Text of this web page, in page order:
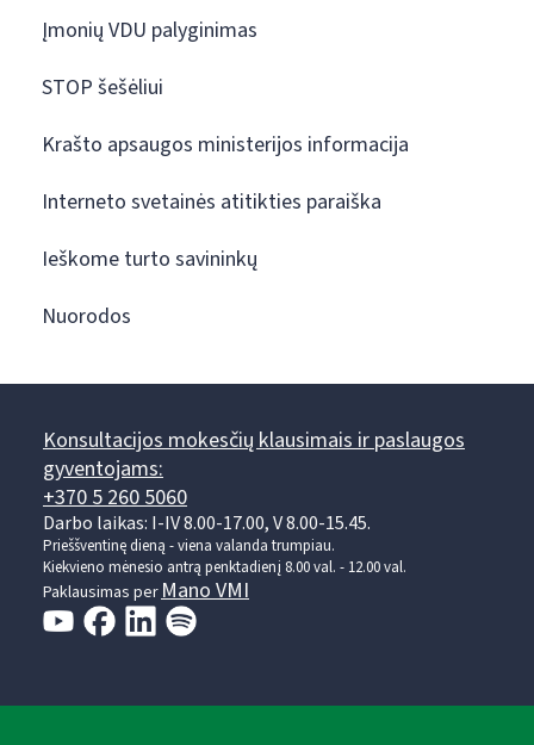
Įmonių VDU palyginimas
STOP šešėliui
Krašto apsaugos ministerijos informacija
Interneto svetainės atitikties paraiška
Ieškome turto savininkų
Nuorodos
Konsultacijos mokesčių klausimais ir paslaugos
gyventojams:
+370 5 260 5060
Darbo laikas: I-IV 8.00-17.00, V 8.00-15.45.
Prieššventinę dieną - viena valanda trumpiau.
Kiekvieno mėnesio antrą penktadienį 8.00 val. - 12.00 val.
Paklausimas perMano VMI